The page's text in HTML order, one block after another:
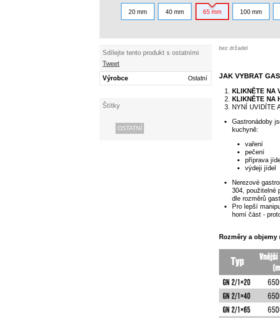
20 mm 40 mm 65 mm 100 mm
Sdílejte tento produkt s ostatními
Tweet
Výrobce
Ostatní
Štítky
OSTATNÍ
bez držadel
JAK VYBRAT
KLIKNĚTE NA
KLIKNĚTE NA
NYNÍ UVIDÍTE
Gastronádoby
kuchyně:
vaření
pečení
příprava
výdeji jídel
Nerezové
304, použitelné
dle rozměrů
Pro lepší
horní část -
Rozměrya objemy